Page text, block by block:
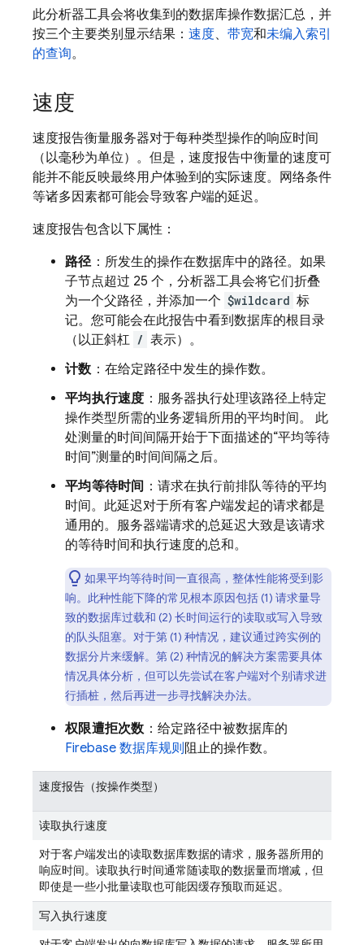
此分析器工具会将收集到的数据库操作数据汇总，并
按三个主要类别显示结果： 速度、 带宽和未编入索引
的查询。
速度
速度报告衡量服务器对于每种类型操作的响应时间
（以毫秒为单位）。但是，速度报告中衡量的速度可
能并不能反映最终用户体验到的实际速度。网络条件
等诸多因素都可能会导致客户端的延迟。
速度报告包含以下属性：
路径：所发生的操作在数据库中的路径。如果
子节点超过 25 个，分析器工具会将它们折叠
为一个父路径，并添加一个 $wildcard 标
记。您可能会在此报告中看到数据库的根目录
（以正斜杠 / 表示）。
计数：在给定路径中发生的操作数。
平均执行速度 ：服务器执行处理该路径上特定
操作类型所需的业务逻辑所用的平均时间。 此
处测量的时间间隔开始于下面描述的“平均等待
时间”测量的时间间隔之后。
平均等待时间 ：请求在执行前排队等待的平均
时间。此延迟对于所有客户端发起的请求都是
通用的。服务器端请求的总延迟大致是该请求
的等待时间和执行速度的总和。
如果平均等待时间一直很高，整体性能将受到影
响。此种性能下降的常见根本原因包括 (1) 请求量导
致的数据库过载和 (2) 长时间运行的读取或写入导致
的队头阻塞。对于第 (1) 种情况，建议通过跨实例的
数据分片来缓解。第 (2) 种情况的解决方案需要具体
情况具体分析，但可以先尝试在客户端对个别请求进
行插桩，然后再进一步寻找解决办法。
权限遭拒次数：给定路径中被数据库的
Firebase 数据库规则 阻止的操作数。
速度报告（按操作类型）
读取执行速度
对于客户端发出的读取数据库数据的请求，服务器所用的
响应时间。读取执行时间通常随读取的数据量而增减，但
即使是一些小批量读取也可能因缓存预取而延迟。
写入执行速度